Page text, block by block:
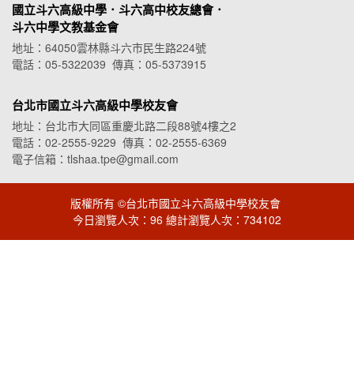
國立斗六高級中學．斗六高中校友總會．
斗六中學文教基金會
地址：64050雲林縣斗六市民生路224號
電話：05-5322039 傳真：05-5373915
台北市國立斗六高級中學校友會
地址：台北市大同區重慶北路二段88號4樓之2
電話：02-2555-9229 傳真：02-2555-6369
電子信箱：tlshaa.tpe@gmail.com
版權所有 ©台北市國立斗六高級中學校友會
今日瀏覽人次：96 總計瀏覽人次：734102